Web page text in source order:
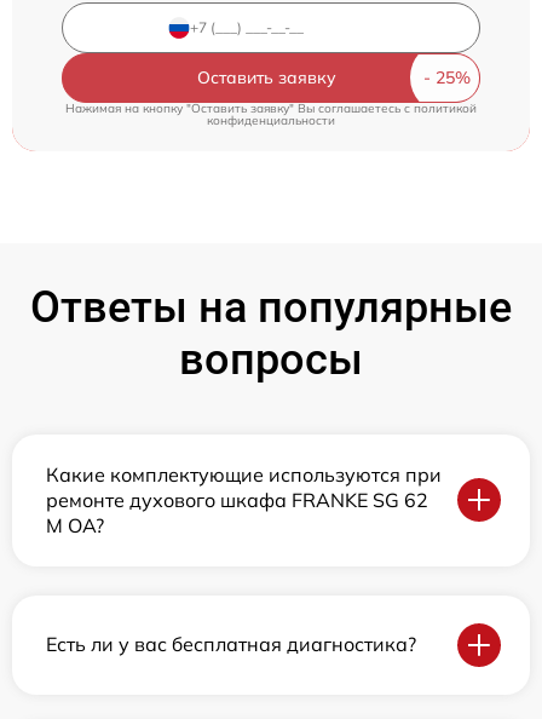
Оставить заявку
Нажимая на кнопку "Оставить заявку" Вы соглашаетесь cполитикой
конфиденциальности
Ответы на популярные
вопросы
Какие комплектующие используются при
ремонте духового шкафа FRANKE SG 62
M OA?
Есть ли у вас бесплатная диагностика?